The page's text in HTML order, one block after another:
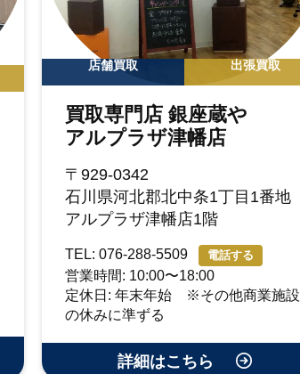
店舗買取 出張買取
買取専門店 銀座蔵や
アルプラザ津幡店
〒929-0342
石川県河北郡北中条1丁目1番地
アルプラザ津幡店1階
TEL: 076-288-5509 電話する
営業時間: 10:00〜18:00
定休日: 年末年始 ※その他商業施設
の休みに準ずる
詳細はこちら